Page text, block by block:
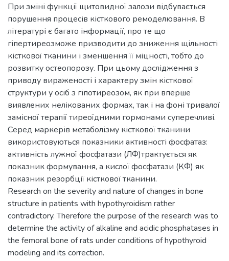
При зміні функції щитовидної залози відбувається
порушення процесів кісткового ремоделювання. В
літературі є багато інформації, про те що
гіпертиреозможе призводити до зниження щільності
кісткової тканини і зменшення її міцності, тобто до
розвитку остеопорозу. При цьому дослідження з
приводу вираженості і характеру змін кісткової
структури у осіб з гіпотиреозом, як при вперше
виявлених нелікованих формах, так і на фоні тривалої
замісної терапії тиреоїдними гормонами суперечливі.
Серед маркерів метаболізму кісткової тканини
використовуються показники активності фосфатаз:
активність лужної фосфатази (ЛФ)трактується як
показник формування, а кислої фосфатази (КФ) як
показник резорбції кісткової тканини.
Research on the severity and nature of changes in bone
structure in patients with hypothyroidism rather
contradictory. Therefore the purpose of the research was to
determine the activity of alkaline and acidic phosphatases in
the femoral bone of rats under conditions of hypothyroid
modeling and its correction.